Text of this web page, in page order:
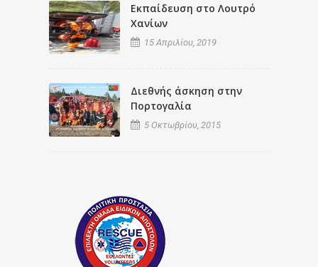
Εκπαίδευση στο Λουτρό
Χανίων
15 Απριλίου, 2019
Διεθνής άσκηση στην
Πορτογαλία
5 Οκτωβρίου, 2015